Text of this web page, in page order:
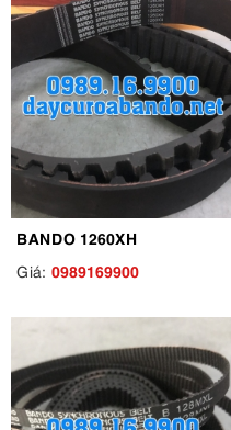
BANDO 1260XH
Giá: 0989169900